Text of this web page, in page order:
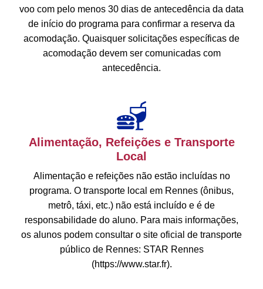
voo com pelo menos 30 dias de antecedência da data
de início do programa para confirmar a reserva da
acomodação. Quaisquer solicitações específicas de
acomodação devem ser comunicadas com
antecedência.
Alimentação, Refeições e Transporte
Local
Alimentação e refeições não estão incluídas no
programa. O transporte local em Rennes (ônibus,
metrô, táxi, etc.) não está incluído e é de
responsabilidade do aluno. Para mais informações,
os alunos podem consultar o site oficial de transporte
público de Rennes: STAR Rennes
(https://www.star.fr).